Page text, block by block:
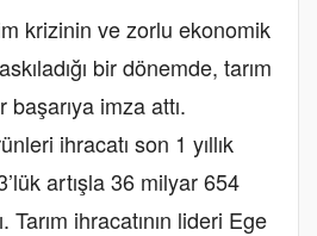
krizinin ve zorlu ekonomik
bir dönemde, tarım
imza attı.
ihracatı son 1 yıllık
artışla 36 milyar 654
Tarım ihracatının lideri Ege